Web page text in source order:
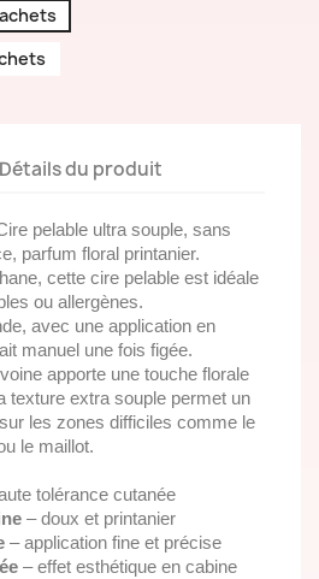
Détails du produit
pelable ultra souple, sans
parfum floral printanier.
cette cire pelable est idéale
ou allergènes.
avec une application en
manuel une fois figée.
apporte une touche florale
texture extra souple permet un
les zones difficiles comme le
le maillot.
tolérance cutanée
– doux et printanier
– application fine et précise
– effet esthétique en cabine